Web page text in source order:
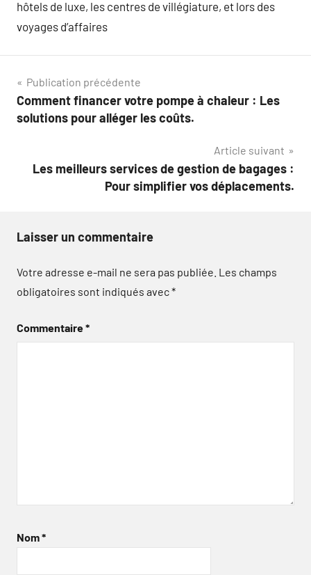
hôtels de luxe, les centres de villégiature, et lors des
voyages d’affaires
Navigation
de
Publication précédente
Comment financer votre pompe à chaleur : Les
solutions pour alléger les coûts.
Article suivant
Les meilleurs services de gestion de bagages :
Pour simplifier vos déplacements.
Laisser un commentaire
Votre adresse e-mail ne sera pas publiée. Les champs
obligatoires sont indiqués avec*
Commentaire*
Nom*